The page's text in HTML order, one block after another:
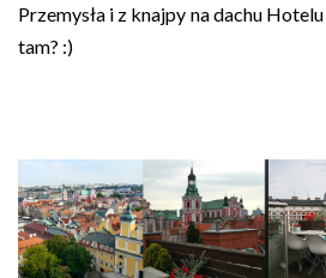
Przemysła i z knajpy na dachu
tam? :)